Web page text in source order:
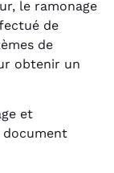
le ramonage
de
de
obtenir un
et
document